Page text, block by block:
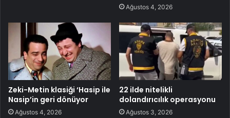
Ağustos 4, 2026
Zeki-Metin klasiği ‘Hasip ile
Nasip’in geri dönüyor
Ağustos 4, 2026
22 ilde nitelikli
dolandırıcılık operasyonu
Ağustos 3, 2026